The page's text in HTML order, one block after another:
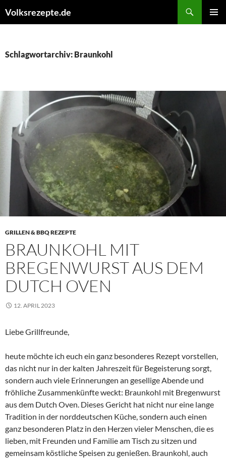
Inhalt
Volksrezepte.de
Schlagwortarchiv: Braunkohl
GRILLEN & BBQ REZEPTE
BRAUNKOHL MIT
BREGENWURST AUS DEM
DUTCH OVEN
12. APRIL 2023
Liebe Grillfreunde,
heute möchte ich euch ein ganz besonderes Rezept vorstellen,
das nicht nur in der kalten Jahreszeit für Begeisterung sorgt,
sondern auch viele Erinnerungen an gesellige Abende und
fröhliche Zusammenkünfte weckt: Braunkohl mit Bregenwurst
aus dem Dutch Oven. Dieses Gericht hat nicht nur eine lange
Tradition in der norddeutschen Küche, sondern auch einen
ganz besonderen Platz in den Herzen vieler Menschen, die es
lieben, mit Freunden und Familie am Tisch zu sitzen und
gemeinsam köstliche Speisen zu genießen. Braunkohl, auch